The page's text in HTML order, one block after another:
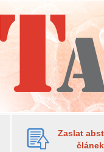
Zaslat
článek